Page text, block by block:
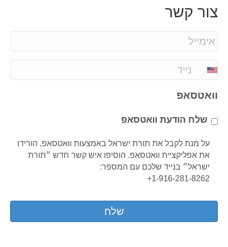
צור קשר
וואטסאפ
שלח הודעת וואטסאפ
על מנת לקבל את תורת ישראל באמצעות וואטסאפ, הורידו
את אפליקציית וואטסאפ. הוסיפו איש קשר חדש ״תורת
ישראל״ בנייד שלכם עם המספר:
1-916-281-8262+